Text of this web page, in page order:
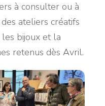
à consulter ou à
ateliers créatifs
les bijoux et la
retenus dès Avril.